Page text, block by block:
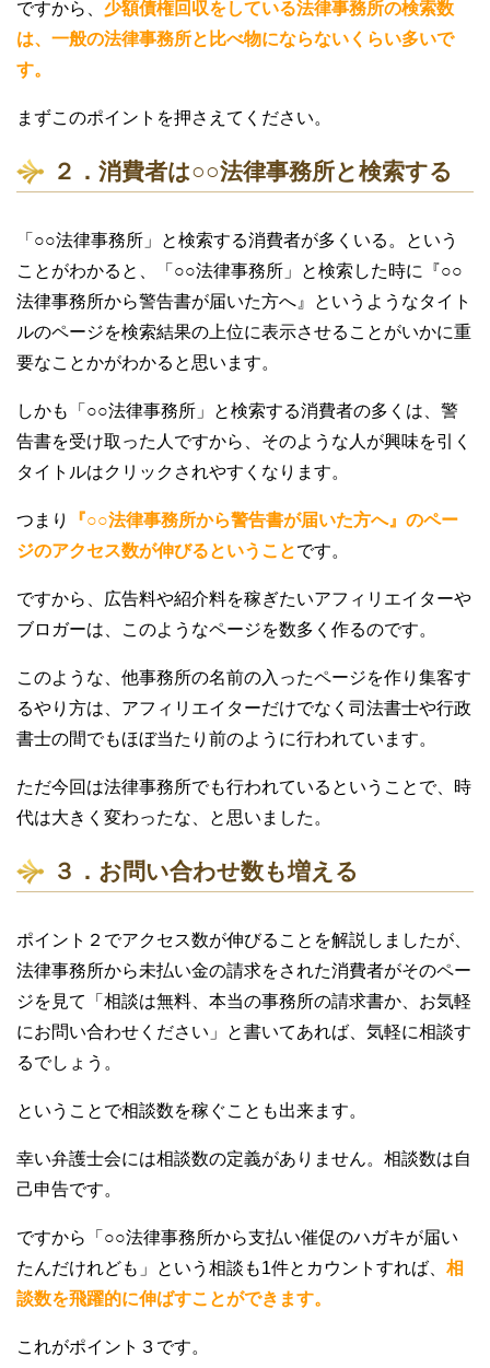
ですから、 少額債権回収をしている法律事務所の検索数
は、一般の法律事務所と比べ物にならないくらい多いで
す。
まずこのポイントを押さえてください。
２．消費者は○○法律事務所と検索する
「○○法律事務所」と検索する消費者が多くいる。という
ことがわかると、「○○法律事務所」と検索した時に『○○
法律事務所から警告書が届いた方へ』というようなタイト
ルのページを検索結果の上位に表示させることがいかに重
要なことかがわかると思います。
しかも「○○法律事務所」と検索する消費者の多くは、警
告書を受け取った人ですから、そのような人が興味を引く
タイトルはクリックされやすくなります。
つまり
『○○法律事務所から警告書が届いた方へ』のペー
ジのアクセス数が伸びるということです。
ですから、広告料や紹介料を稼ぎたいアフィリエイターや
ブロガーは、このようなページを数多く作るのです。
このような、他事務所の名前の入ったページを作り集客す
るやり方は、アフィリエイターだけでなく司法書士や行政
書士の間でもほぼ当たり前のように行われています。
ただ今回は法律事務所でも行われているということで、時
代は大きく変わったな、と思いました。
３．お問い合わせ数も増える
ポイント２でアクセス数が伸びることを解説しましたが、
法律事務所から未払い金の請求をされた消費者がそのペー
ジを見て「相談は無料、本当の事務所の請求書か、お気軽
にお問い合わせください」と書いてあれば、気軽に相談す
るでしょう。
ということで相談数を稼ぐことも出来ます。
幸い弁護士会には相談数の定義がありません。相談数は自
己申告です。
ですから「○○法律事務所から支払い催促のハガキが届い
たんだけれども」という相談も1件とカウントすれば、 相
談数を飛躍的に伸ばすことができます。
これがポイント３です。